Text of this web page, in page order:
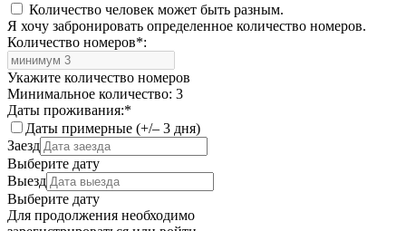
Количество человек может быть разным.
Я хочу забронировать определенное количество номеров.
Количество номеров*:
Укажите количество номеров
Минимальное количество: 3
Даты проживания:*
Даты примерные (+/– 3 дня)
Заезд
Выберите дату
Выезд
Выберите дату
Для продолжения необходимо